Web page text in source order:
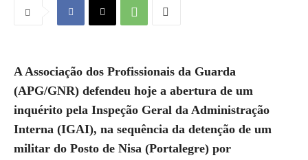
A Associação dos Profissionais da Guarda
(APG/GNR) defendeu hoje a abertura de um
inquérito pela Inspeção Geral da Administração
Interna (IGAI), na sequência da detenção de um
militar do Posto de Nisa (Portalegre) por